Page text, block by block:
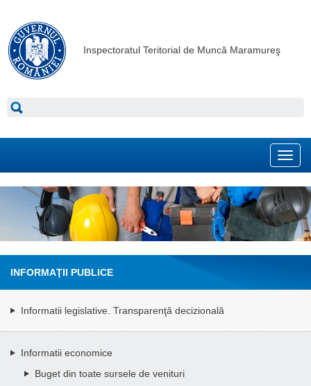
Inspectoratul Teritorial de Muncă Maramureş
INFORMAŢII PUBLICE
Informatii legislative. Transparenţă decizională
Informatii economice
Buget din toate sursele de venituri